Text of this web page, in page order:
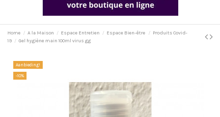
Home A la Maison Espace Entretien Espace Bien-être
Produits Covid-
19
Gel hygiène main 100ml virus gg
Aanbieding!
-10%